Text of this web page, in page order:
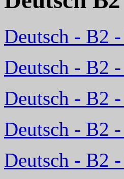
Deutsch - B2
Deutsch - B2
Deutsch - B2
Deutsch - B2
Deutsch - B2